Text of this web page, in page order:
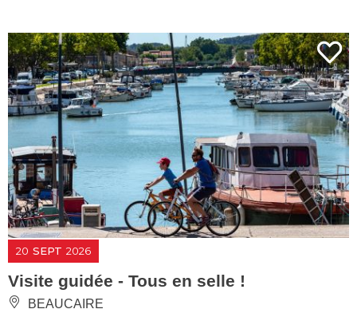
20 SEPT 2026
Visite guidée - Tous en selle !
BEAUCAIRE